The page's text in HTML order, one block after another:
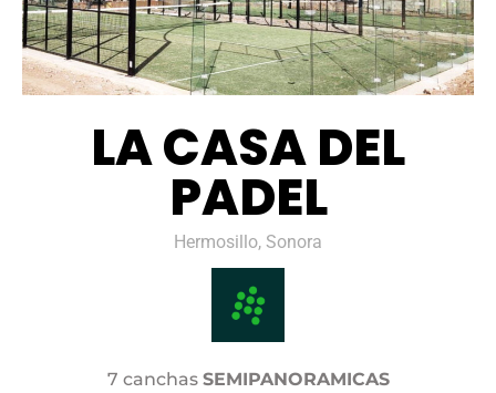
LA CASA DEL
PADEL
Hermosillo, Sonora
7 canchas SEMIPANORAMICAS